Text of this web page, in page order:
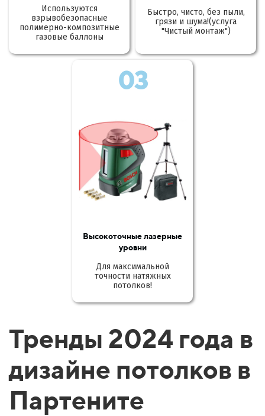
Используются
взрывобезопасные
полимерно-композитные
газовые баллоны
Быстро, чисто, без пыли,
грязи и шума!(услуга
"Чистый монтаж")
03
Высокоточные лазерные
уровни
Для максимальной
точности натяжных
потолков!
Тренды 2024 года в
дизайне потолков в
Партените